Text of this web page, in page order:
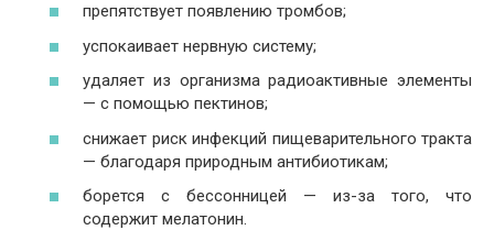
препятствует появлению тромбов;
успокаивает нервную систему;
удаляет из организма радиоактивные элементы
— с помощью пектинов;
снижает риск инфекций пищеварительного тракта
— благодаря природным антибиотикам;
борется с бессонницей — из-за того, что
содержит мелатонин.